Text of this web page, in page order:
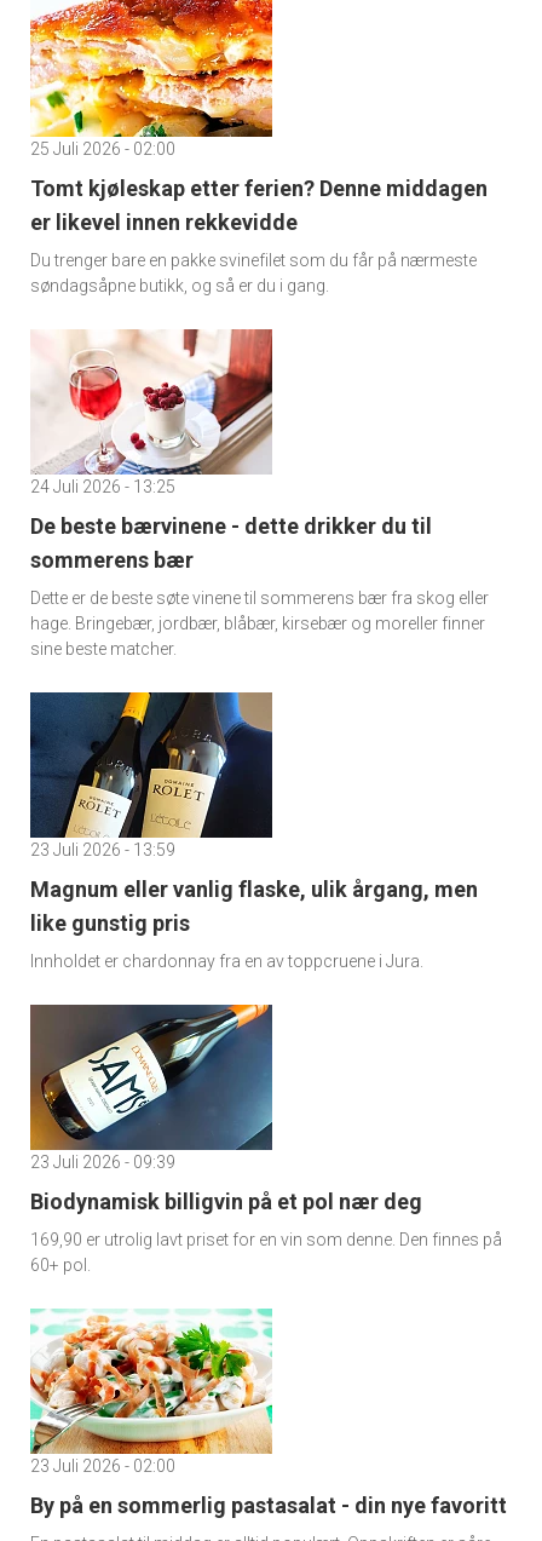
25 Juli 2026 - 02:00
Tomt kjøleskap etter ferien? Denne middagen
er likevel innen rekkevidde
Du trenger bare en pakke svinefilet som du får på nærmeste
søndagsåpne butikk, og så er du i gang.
24 Juli 2026 - 13:25
De beste bærvinene - dette drikker du til
sommerens bær
Dette er de beste søte vinene til sommerens bær fra skog eller
hage. Bringebær, jordbær, blåbær, kirsebær og moreller finner
sine beste matcher.
23 Juli 2026 - 13:59
Magnum eller vanlig flaske, ulik årgang, men
like gunstig pris
Innholdet er chardonnay fra en av toppcruene i Jura.
23 Juli 2026 - 09:39
Biodynamisk billigvin på et pol nær deg
169,90 er utrolig lavt priset for en vin som denne. Den finnes på
60+ pol.
23 Juli 2026 - 02:00
By på en sommerlig pastasalat - din nye favoritt